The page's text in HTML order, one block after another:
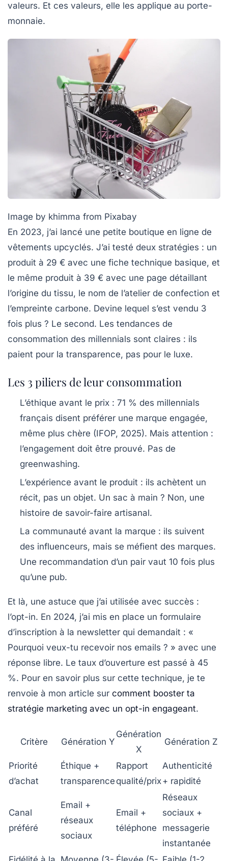
valeurs. Et ces valeurs, elle les applique au porte-
monnaie.
Image by khimma from Pixabay
En 2023, j’ai lancé une petite boutique en ligne de
vêtements upcyclés. J’ai testé deux stratégies : un
produit à 29 € avec une fiche technique basique, et
le même produit à 39 € avec une page détaillant
l’origine du tissu, le nom de l’atelier de confection et
l’empreinte carbone. Devine lequel s’est vendu 3
fois plus ? Le second. Les tendances de
consommation des millennials sont claires : ils
paient pour la transparence, pas pour le luxe.
Les 3 piliers de leur consommation
L’éthique avant le prix : 71 % des millennials
français disent préférer une marque engagée,
même plus chère (IFOP, 2025). Mais attention :
l’engagement doit être prouvé. Pas de
greenwashing.
L’expérience avant le produit : ils achètent un
récit, pas un objet. Un sac à main ? Non, une
histoire de savoir-faire artisanal.
La communauté avant la marque : ils suivent
des influenceurs, mais se méfient des marques.
Une recommandation d’un pair vaut 10 fois plus
qu’une pub.
Et là, une astuce que j’ai utilisée avec succès :
l’opt-in. En 2024, j’ai mis en place un formulaire
d’inscription à la newsletter qui demandait : «
Pourquoi veux-tu recevoir nos emails ? » avec une
réponse libre. Le taux d’ouverture est passé à 45
%. Pour en savoir plus sur cette technique, je te
renvoie à mon article sur comment booster ta
stratégie marketing avec un opt-in engageant.
Critère Génération Y
Génération
X
Génération Z
Priorité
d’achat
Éthique +
transparence
Rapport
qualité/prix
Authenticité
+ rapidité
Canal
préféré
Email +
réseaux
sociaux
Email +
téléphone
Réseaux
sociaux +
messagerie
instantanée